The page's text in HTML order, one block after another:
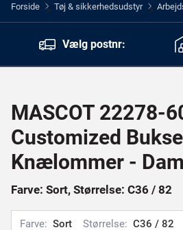
Forside > Tøj & sikkerhedsudstyr >
Vælg postnr:
MASCOT 22278-
Customized
Knælommer -
Farve: Sort, Størrelse: C36 / 82
Farve: Sort Størrelse: C36 / 82